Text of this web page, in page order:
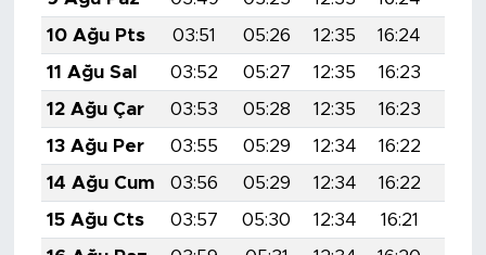
10 Ağu Pts
03:51 05:26 12:35 16:24
11 Ağu Sal
03:52 05:27 12:35 16:23
12 Ağu Çar
03:53 05:28 12:35 16:23
13 Ağu Per
03:55 05:29 12:34 16:22
14 Ağu Cum
03:56 05:29 12:34 16:22
15 Ağu Cts
03:57 05:30 12:34 16:21